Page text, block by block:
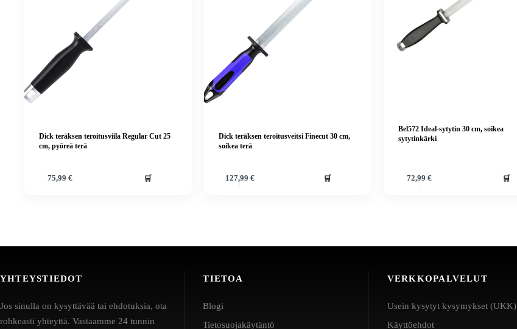
Dick teräksen teroitusviila Regular Cut 25
cm, pyöreä terä
75,99€ 🛒
Dick teräksen teroitusveitsi Finecut 30 cm,
soikea terä
127,99 € 🛒
Bel572 Ideal-sytytin 30 cm, soikea
sytytinkärki
72,99 € 🛒
YHTEYSTIEDOT
Jos sinulla on kysyttävää tai ehdotuksia, ota
rohkeasti yhteyttä. Vastaamme 24 tunnin
TIETOA
Blogi
Tietosuojakäytäntö
VERKKOPALVELUT
Usein kysytyt kysymykset (UKK)
Käyttöehdot